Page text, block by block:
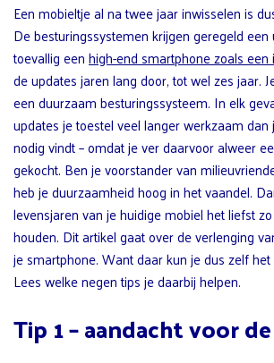
Een mobieltje al na twee jaar inwisselen is
De besturingssystemen krijgen geregeld
toevallig eenhigh-end smartphone zoals een
de updates jaren lang door, tot wel zes jaar.
een duurzaam besturingssysteem. In elk
updates je toestel veel langer werkzaam
nodig vindt – omdat je ver daarvoor alweer
gekocht. Ben je voorstander van
heb je duurzaamheid hoog in het vaandel.
levensjaren van je huidige mobiel het liefst
houden. Dit artikel gaat over de verlenging
je smartphone. Want daar kun je dus zelf
Lees welke negen tips je daarbij helpen.
Tip 1 – aandacht voor